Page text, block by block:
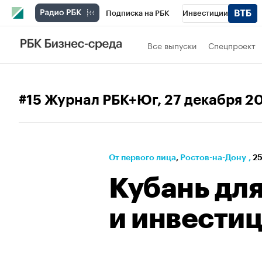
Подписка на РБК Инвестиции
РБК Вино
Франшизы
Все выпуски Спецпроект
#15 Журнал РБК+Юг, 27 декабря
От первого лица⁠, Ростов-на-Дону ,
Кубань
и